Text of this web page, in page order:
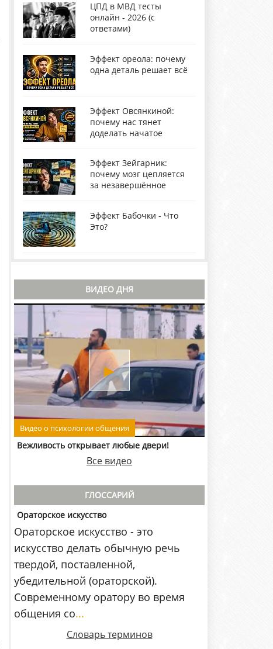
ЦПД в МВД тесты
онлайн - 2026 (с
ответами)
Эффект ореола: почему
одна деталь решает всё
Эффект Овсянкиной:
почему нас тянет
доделать начатое
Эффект Зейгарник:
почему мозг цепляется
за незавершённое
Эффект Бабочки - Что
Это?
ВИДЕО ДНЯ
►
Видео о психологии общения
Вежливость открывает любые двери!
Все видео
ГЛОССАРИЙ
Ораторское искусство
Ораторское искусство - это
искусство делать обычную речь
твердой, поставленной,
убедительной (ораторской).
Современному оратору во время
общения со...
Словарь терминов